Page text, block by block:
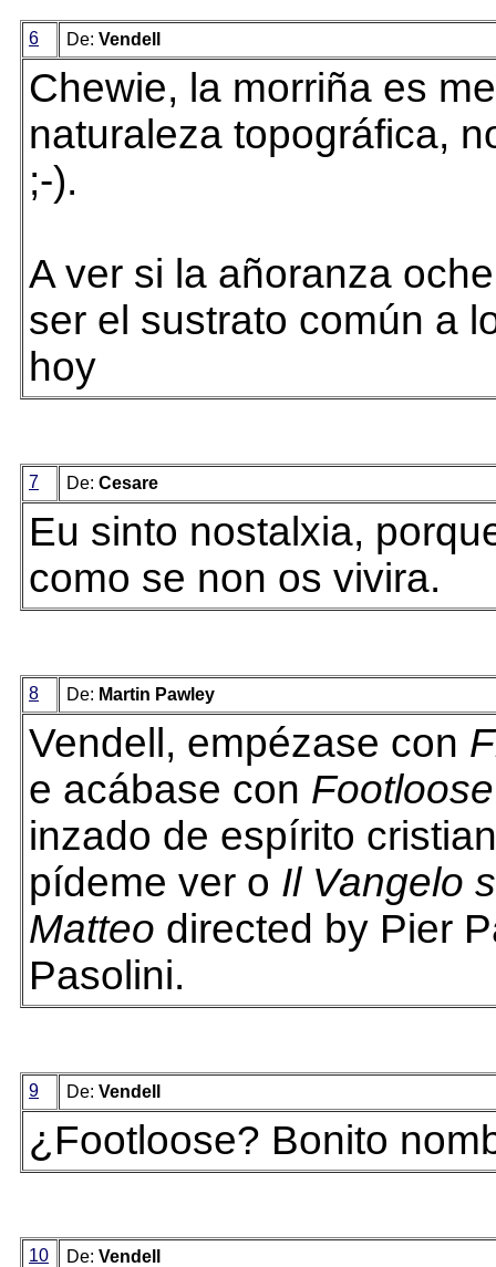
6 De: Vendell
Chewie, la morriña es
naturaleza topográfica,
;-).
A ver si la añoranza
ser el sustrato común a
hoy
7 De: Cesare
Eu sinto nostalxia,
como se non os vivira.
8 De: Martin Pawley
Vendell, empézase con
e acábase con Footloose
inzado de espírito
pídeme ver o Il Vangelo
Matteo directed by Pier
Pasolini.
9 De: Vendell
¿Footloose? Bonito
10 De: Vendell